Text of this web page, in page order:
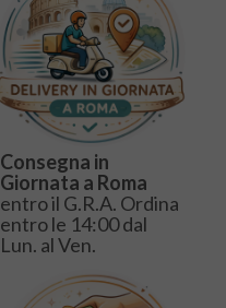
Consegna in
Giornata a Roma
entro il G.R.A. Ordina
entro le 14:00 dal
Lun. al Ven.